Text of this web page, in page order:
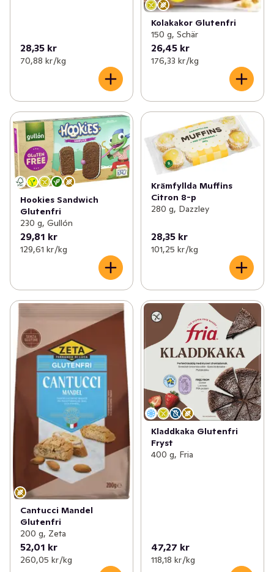
28,35 kr
70,88 kr /kg
Kolakakor Glutenfri
150 g, Schär
26,45 kr
176,33 kr /kg
Hookies Sandwich
Glutenfri
230 g, Gullón
29,81 kr
129,61 kr /kg
Krämfyllda Muffins
Citron 8-p
280 g, Dazzley
28,35 kr
101,25 kr /kg
Cantucci Mandel
Glutenfri
200 g, Zeta
52,01 kr
260,05 kr /kg
Kladdkaka Glutenfri
Fryst
400 g, Fria
47,27 kr
118,18 kr /kg